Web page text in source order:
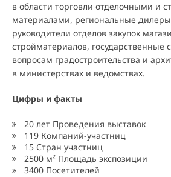
в области торговли отделочными и
материалами, региональные
руководители отделов закупок
стройматериалов, государственные
вопросам градостроительства и
в министерствах и ведомствах.
Цифры и факты
20 лет Проведения выставок
119 Компаний-участниц
15 Стран участниц
2500 м² Площадь экспозиции
3400 Посетителей